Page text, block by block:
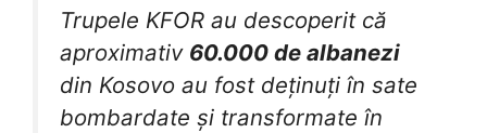
Trupele KFOR au descoperit că
aproximativ 60.000 de albanezi
din Kosovo au fost deținuți în sate
bombardate și transformate în